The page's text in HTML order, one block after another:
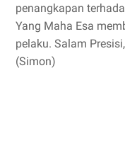
penangkapan
Yang Maha Esa
pelaku. Salam
(Simon)